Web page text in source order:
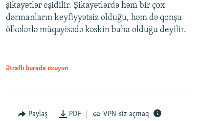
şikayətlər eşidilir. Şikayətlərdə həm bir çox
dərmanların keyfiyyətsiz olduğu, həm də qonşu
ölkələrlə müqayisədə kəskin baha olduğu deyilir.
Ətraflı burada oxuyun
Paylaş PDF VPN-siz açmaq